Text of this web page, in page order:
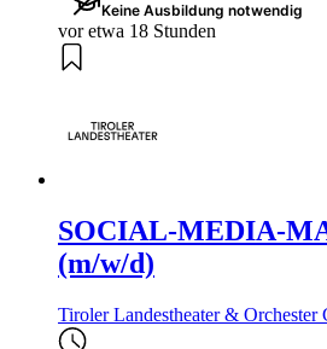
Keine Ausbildung notwendig
vor etwa 18 Stunden
SOCIAL-MEDIA-
(m/w/d)
Tiroler Landestheater &